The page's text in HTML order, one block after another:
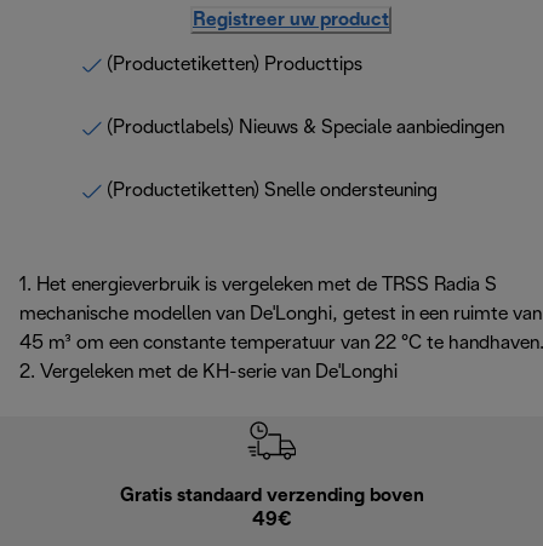
Registreer uw product
(Productetiketten) Producttips
(Productlabels) Nieuws & Speciale aanbiedingen
(Productetiketten) Snelle ondersteuning
1. Het energieverbruik is vergeleken met de TRSS Radia S
mechanische modellen van De'Longhi, getest in een ruimte van
45 m³ om een constante temperatuur van 22 °C te handhaven.
2. Vergeleken met de KH-serie van De'Longhi
Gratis standaard verzending boven
49€